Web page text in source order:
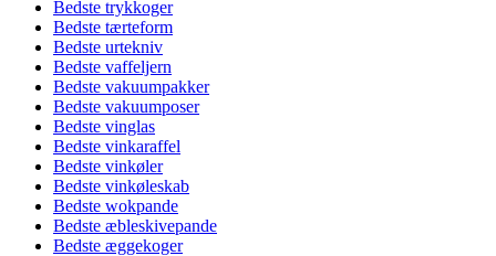
Bedste trykkoger
Bedste tærteform
Bedste urtekniv
Bedste vaffeljern
Bedste vakuumpakker
Bedste vakuumposer
Bedste vinglas
Bedste vinkaraffel
Bedste vinkøler
Bedste vinkøleskab
Bedste wokpande
Bedste æbleskivepande
Bedste æggekoger